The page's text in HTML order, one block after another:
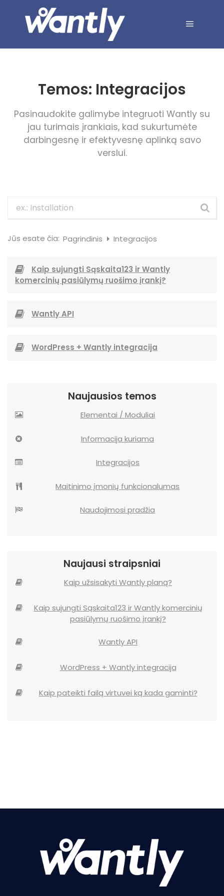
Temos: Integracijos
Pasinaudokite galimybe integruoti Wantly su
jau turimais įrankiais, kad sukurtumėte
darbingesnę ir efektyvesnę aplinką savo
verslui.
Jūs esate čia: Pagrindinis Integracijos
Kaip sujungti Sąskaita123 ir Wantly
komercinių pasiūlymų ruošimo įrankį?
Wantly API
WordPress + Wantly integracija
Naujausios temos
Elementai / Moduliai
Informacija kuriama
Integracijos
Maitinimo įmonių funkcionalumas
Naudojimosi pradžia
Naujausi straipsniai
Kaip užsisakyti Wantly planą?
Kaip sujungti Sąskaita123 ir Wantly komercinių
pasiūlymų ruošimo įrankį?
Wantly API
WordPress + Wantly integracija
Kaip pateikti failą virtuvei ką kada gaminti?